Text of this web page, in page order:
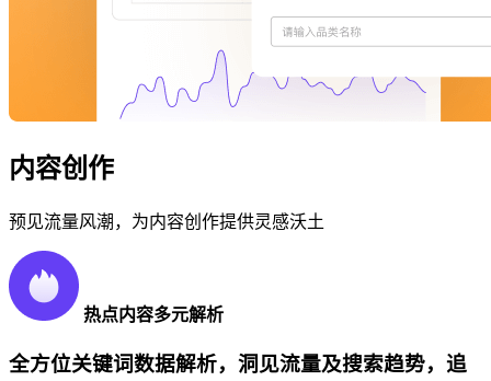
内容创作
预见流量风潮，为内容创作提供灵感沃土
热点内容多元解析
全方位关键词数据解析，洞见流量及搜索趋势，追